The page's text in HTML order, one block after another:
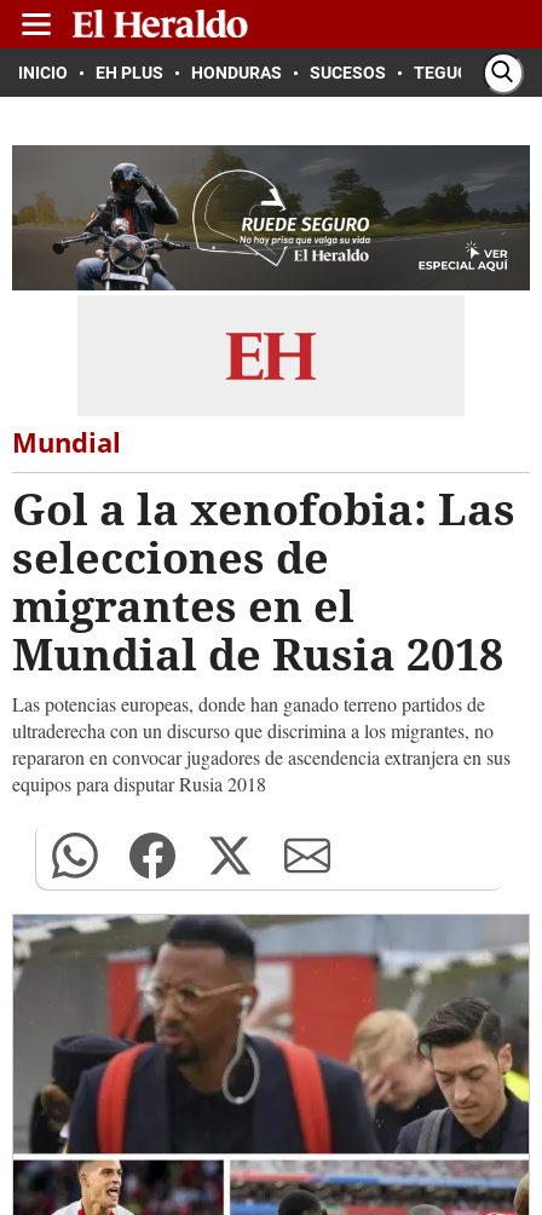
INICIO EH PLUS HONDURAS SUCESOS TEGUCIGALPA
Mundial
Gol a la xenofobia: Las
selecciones de
migrantes en el
Mundial de Rusia 2018
Las potencias europeas, donde han ganado terreno partidos de
ultraderecha con un discurso que discrimina a los migrantes, no
repararon en convocar jugadores de ascendencia extranjera en sus
equipos para disputar Rusia 2018